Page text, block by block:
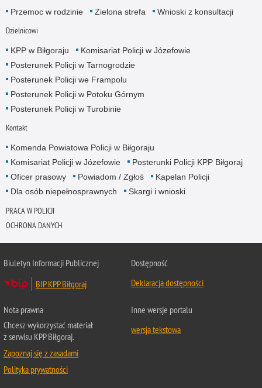
Przemoc w rodzinie Zielona strefa Wnioski z konsultacji
Dzielnicowi
KPP w Biłgoraju
Komisariat Policji w Józefowie
Posterunek Policji w Tarnogrodzie
Posterunek Policji we Frampolu
Posterunek Policji w Potoku Górnym
Posterunek Policji w Turobinie
Kontakt
Komenda Powiatowa Policji w Biłgoraju
Komisariat Policji w Józefowie
Posterunki Policji KPP Biłgoraj
Oficer prasowy
Powiadom / Zgłoś
Kapelan Policji
Dla osób niepełnosprawnych
Skargi i wnioski
PRACA W POLICJI
OCHRONA DANYCH
Biuletyn Informacji Publicznej
BIP KPP Biłgoraj
Dostępność
Deklaracja dostępności
Nota prawna
Chcesz wykorzystać materiał
z serwisu KPP Biłgoraj.
Zapoznaj się z zasadami
Polityka prywatności
Inne wersje portalu
wersja tekstowa